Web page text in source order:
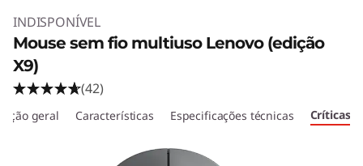
INDISPONÍVEL
Mouse sem fio multiuso Lenovo (edição
X9)
(42)
geral Características Especificações técnicas Críticas